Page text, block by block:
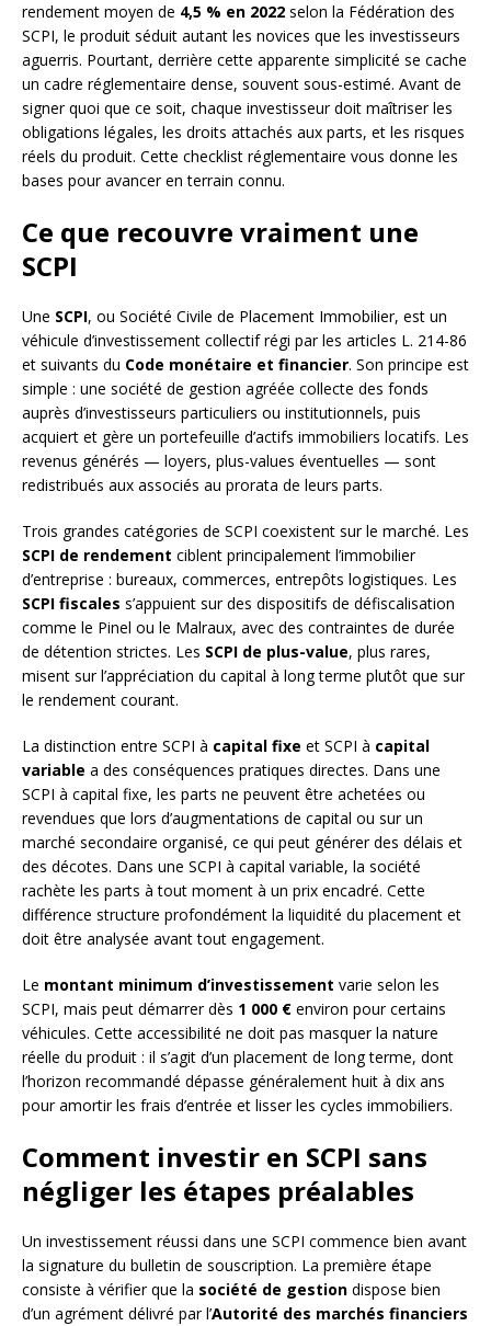
rendement moyen de 4,5 % en 2022 selon la Fédération des
SCPI, le produit séduit autant les novices que les investisseurs
aguerris. Pourtant, derrière cette apparente simplicité se cache
un cadre réglementaire dense, souvent sous-estimé. Avant de
signer quoi que ce soit, chaque investisseur doit maîtriser les
obligations légales, les droits attachés aux parts, et les risques
réels du produit. Cette checklist réglementaire vous donne les
bases pour avancer en terrain connu.
Ce que recouvre vraiment une
SCPI
Une SCPI, ou Société Civile de Placement Immobilier, est un
véhicule d’investissement collectif régi par les articles L. 214-86
et suivants du Code monétaire et financier. Son principe est
simple : une société de gestion agréée collecte des fonds
auprès d’investisseurs particuliers ou institutionnels, puis
acquiert et gère un portefeuille d’actifs immobiliers locatifs. Les
revenus générés — loyers, plus-values éventuelles — sont
redistribués aux associés au prorata de leurs parts.
Trois grandes catégories de SCPI coexistent sur le marché. Les
SCPI de rendement ciblent principalement l’immobilier
d’entreprise : bureaux, commerces, entrepôts logistiques. Les
SCPI fiscales s’appuient sur des dispositifs de défiscalisation
comme le Pinel ou le Malraux, avec des contraintes de durée
de détention strictes. Les SCPI de plus-value, plus rares,
misent sur l’appréciation du capital à long terme plutôt que sur
le rendement courant.
La distinction entre SCPI à capital fixe et SCPI à capital
variable a des conséquences pratiques directes. Dans une
SCPI à capital fixe, les parts ne peuvent être achetées ou
revendues que lors d’augmentations de capital ou sur un
marché secondaire organisé, ce qui peut générer des délais et
des décotes. Dans une SCPI à capital variable, la société
rachète les parts à tout moment à un prix encadré. Cette
différence structure profondément la liquidité du placement et
doit être analysée avant tout engagement.
Le montant minimum d’investissement varie selon les
SCPI, mais peut démarrer dès 1 000 € environ pour certains
véhicules. Cette accessibilité ne doit pas masquer la nature
réelle du produit : il s’agit d’un placement de long terme, dont
l’horizon recommandé dépasse généralement huit à dix ans
pour amortir les frais d’entrée et lisser les cycles immobiliers.
Comment investir en SCPI sans
négliger les étapes préalables
Un investissement réussi dans une SCPI commence bien avant
la signature du bulletin de souscription. La première étape
consiste à vérifier que la société de gestion dispose bien
d’un agrément délivré par l’Autorité des marchés financiers